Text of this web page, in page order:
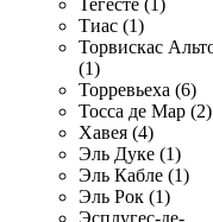
Тегесте (1)
Тиас (1)
Торвискас
(1)
Торревьеха (6)
Тосса де Мар (2)
Хавея (4)
Эль Дуке (1)
Эль Кабле (1)
Эль Рок (1)
Эсплугес-де-